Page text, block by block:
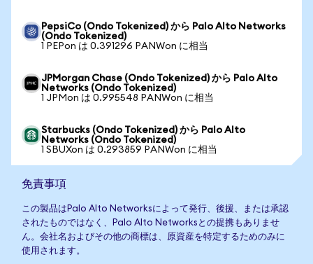
PepsiCo (Ondo Tokenized) から Palo Alto Networks
(Ondo Tokenized)
1 PEPon は 0.391296 PANWon に相当
JPMorgan Chase (Ondo Tokenized) から Palo Alto
Networks (Ondo Tokenized)
1 JPMon は 0.995548 PANWon に相当
Starbucks (Ondo Tokenized) から Palo Alto
Networks (Ondo Tokenized)
1 SBUXon は 0.293859 PANWon に相当
免責事項
この製品はPalo Alto Networksによって発行、後援、または承認
されたものではなく、Palo Alto Networksとの提携もありませ
ん。会社名およびその他の商標は、原資産を特定するためのみに
使用されます。